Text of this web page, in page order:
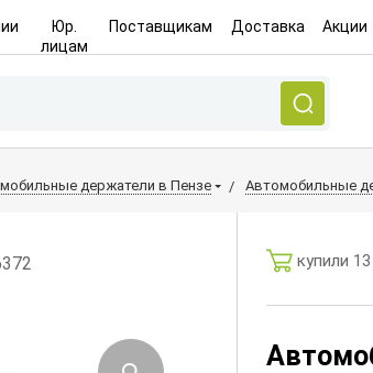
Юр.
лицам
Поставщикам Доставка Акции
держатели в Пензе Автомобильные
купили